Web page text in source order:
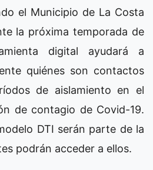
el Municipio de La Costa
la próxima temporada de
digital ayudará a
quiénes son contactos
de aislamiento en el
de contagio de Covid-19.
DTI serán parte de la
podrán acceder a ellos.